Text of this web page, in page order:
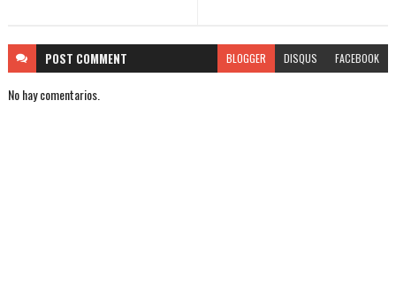
POST COMMENT BLOGGER DISQUS FACEBOOK
No hay comentarios.